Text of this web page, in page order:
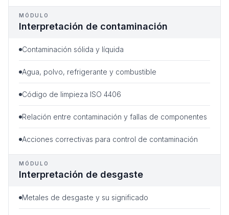
MÓDULO
Interpretación de contaminación
Contaminación sólida y líquida
Agua, polvo, refrigerante y combustible
Código de limpieza ISO 4406
Relación entre contaminación y fallas de componentes
Acciones correctivas para control de contaminación
MÓDULO
Interpretación de desgaste
Metales de desgaste y su significado